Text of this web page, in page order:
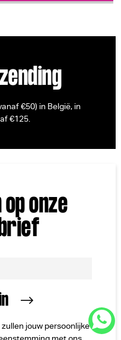
€50) in België, in
€125.
onze
jouw persoonlijke
met ons